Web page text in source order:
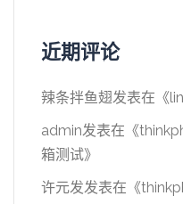
近期评论
辣条拌鱼翅发表在《
admin发表在《
箱测试》
许元发发表在《